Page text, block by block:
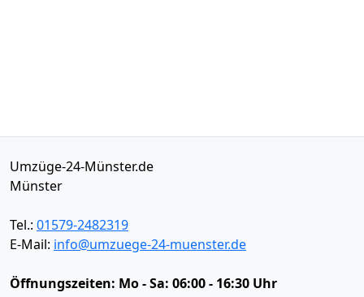
Umzüge-24-Münster.de
Münster
Tel.: 01579-2482319
E-Mail: info@umzuege-24-muenster.de
Öffnungszeiten: Mo - Sa: 06:00 - 16:30 Uhr